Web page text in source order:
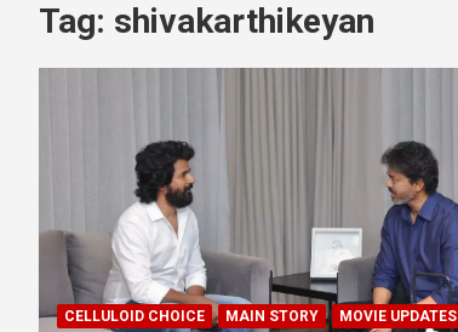
Tag: shivakarthikeyan
CELLULOID CHOICE MAIN STORY
MOVIE UPDATES